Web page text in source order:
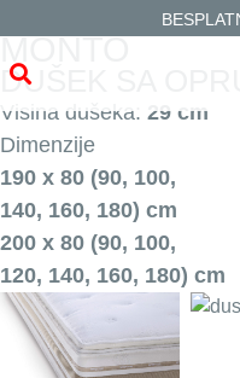
MONTO
DUŠEK SA
Visina dušeka: 29 cm
Dimenzije
190 x 80 (90, 100,
140, 160, 180) cm
200 x 80 (90, 100,
120, 140, 160, 180) cm